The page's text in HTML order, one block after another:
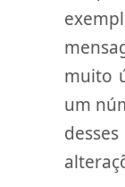
muito
um